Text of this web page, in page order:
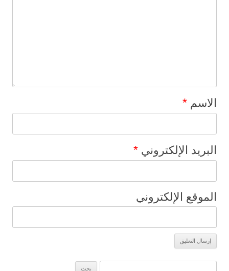
الاسم *
البريد الإلكتروني *
الموقع الإلكتروني